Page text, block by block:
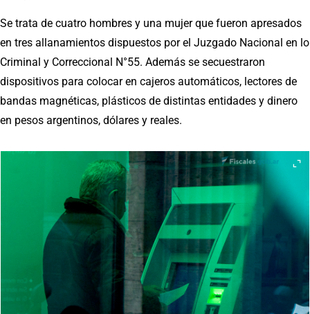
Se trata de cuatro hombres y una mujer que fueron apresados
en tres allanamientos dispuestos por el Juzgado Nacional en lo
Criminal y Correccional N°55. Además se secuestraron
dispositivos para colocar en cajeros automáticos, lectores de
bandas magnéticas, plásticos de distintas entidades y dinero
en pesos argentinos, dólares y reales.